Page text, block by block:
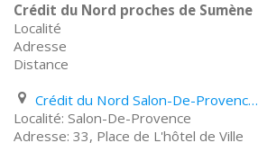
Crédit du Nord proches de Sumène
Localité
Adresse
Distance
Crédit du Nord Salon-De-Provence 33, Place de L'hôtel de Ville
Salon-De-Provence
33, Place de L'hôtel de Ville